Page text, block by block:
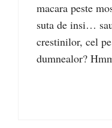
macara peste
suta de insi…
crestinilor, cel
dumnealor?